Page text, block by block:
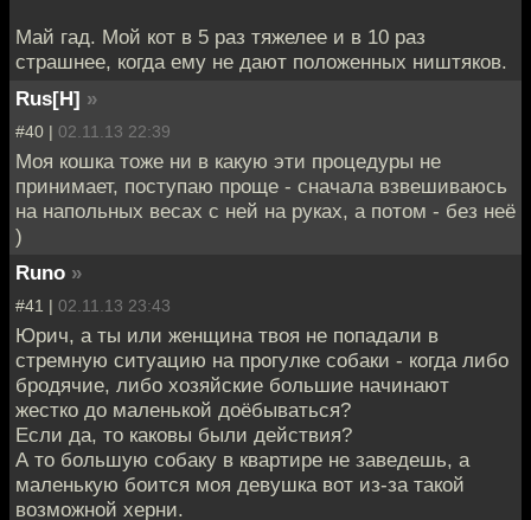
Май гад. Мой кот в 5 раз тяжелее и в 10 раз
страшнее, когда ему не дают положенных ништяков.
Rus[H] »
#40 | 02.11.13 22:39
Моя кошка тоже ни в какую эти процедуры не
принимает, поступаю проще - сначала взвешиваюсь
на напольных весах с ней на руках, а потом - без неё
)
Runo »
#41 | 02.11.13 23:43
Юрич, а ты или женщина твоя не попадали в
стремную ситуацию на прогулке собаки - когда либо
бродячие, либо хозяйские большие начинают
жестко до маленькой доёбываться?
Если да, то каковы были действия?
А то большую собаку в квартире не заведешь, а
маленькую боится моя девушка вот из-за такой
возможной херни.